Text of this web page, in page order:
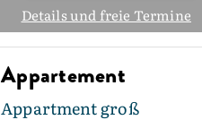
Details und freie Termine
Appartement
Appartment groß